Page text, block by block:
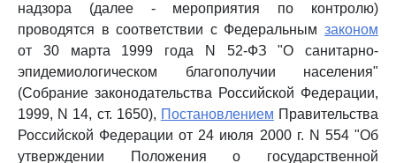
надзора (далее - мероприятия по контролю)
проводятся в соответствии с Федеральным законом
от 30 марта 1999 года N 52-ФЗ "О санитарно-
эпидемиологическом благополучии населения"
(Собрание законодательства Российской Федерации,
1999, N 14, ст. 1650), Постановлением Правительства
Российской Федерации от 24 июля 2000 г. N 554 "Об
утверждении Положения о государственной